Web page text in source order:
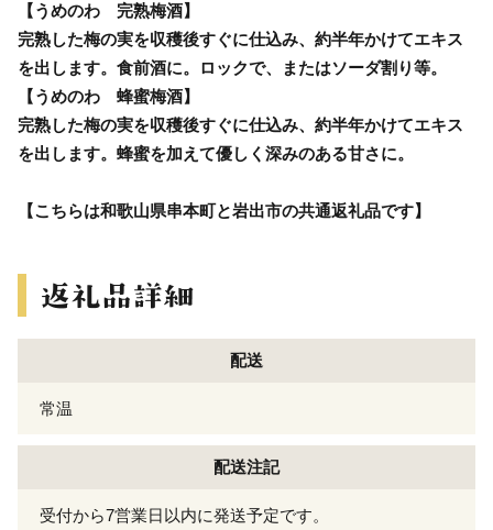
【うめのわ 完熟梅酒】
完熟した梅の実を収穫後すぐに仕込み、約半年かけてエキス
を出します。食前酒に。ロックで、またはソーダ割り等。
【うめのわ 蜂蜜梅酒】
完熟した梅の実を収穫後すぐに仕込み、約半年かけてエキス
を出します。蜂蜜を加えて優しく深みのある甘さに。
【こちらは和歌山県串本町と岩出市の共通返礼品です】
配送
常温
配送注記
受付から7営業日以内に発送予定です。